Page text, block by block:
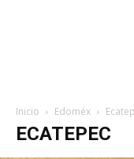
Inicio Edoméx
ECATEPEC